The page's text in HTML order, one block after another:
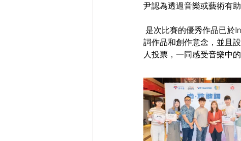
尹認為透過音樂或藝術有
是次比賽的優秀作品已於
詞作品和創作意念，並且
人投票，一同感受音樂中的